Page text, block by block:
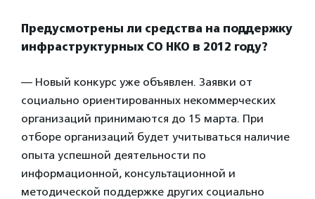
Предусмотрены ли средства на поддержку
инфраструктурных СО НКО в 2012 году?
— Новый конкурс уже объявлен. Заявки от
социально ориентированных некоммерческих
организаций принимаются до 15 марта. При
отборе организаций будет учитываться наличие
опыта успешной деятельности по
информационной, консультационной и
методической поддержке других социально